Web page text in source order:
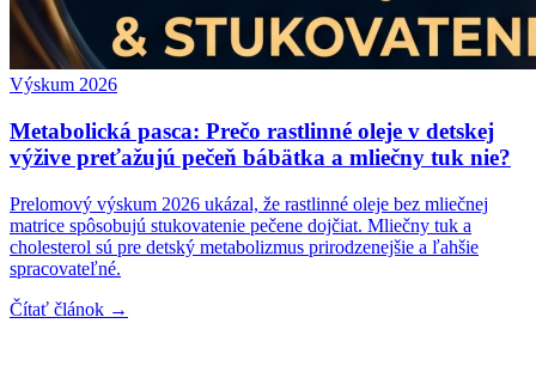
Výskum 2026
Metabolická pasca: Prečo rastlinné oleje v detskej
výžive preťažujú pečeň bábätka a mliečny tuk nie?
Prelomový výskum 2026 ukázal, že rastlinné oleje bez mliečnej
matrice spôsobujú stukovatenie pečene dojčiat. Mliečny tuk a
cholesterol sú pre detský metabolizmus prirodzenejšie a ľahšie
spracovateľné.
Čítať článok →